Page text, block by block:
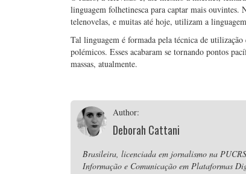
linguagem folhetinesca para captar mais ouvintes.
telenovelas, e muitas até hoje, utilizam a
Tal linguagem é formada pela técnica de
polémicos. Esses acabaram se tornando pontos
massas, atualmente.
Author:
Deborah Cattani
Brasileira, licenciada em jornalismo na
Informação e Comunicação em Plataformas